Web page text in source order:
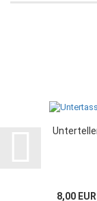
8,00 EUR